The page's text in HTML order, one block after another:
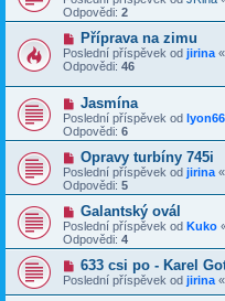
Odpovědi: 2
Příprava na zimu
Poslední příspěvek od jirina «
Odpovědi: 46
Jasmína
Poslední příspěvek od
Odpovědi: 6
Opravy turbíny 745i
Poslední příspěvek od jirina «
Odpovědi: 5
Galantský ovál
Poslední příspěvek od Kuko
Odpovědi: 4
633 csi po - Karel
Poslední příspěvek od jirina «